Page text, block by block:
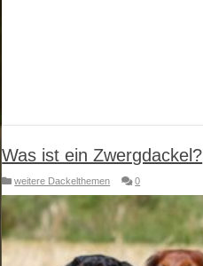
Was ist ein Zwergdackel?
weitere Dackelthemen 0